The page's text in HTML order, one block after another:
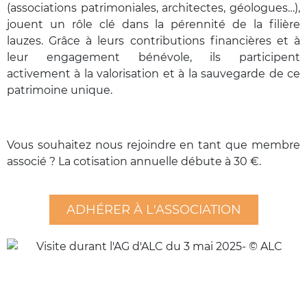
(associations patrimoniales, architectes, géologues…),
jouent un rôle clé dans la pérennité de la filière
lauzes. Grâce à leurs contributions financières et à
leur engagement bénévole, ils participent
activement à la valorisation et à la sauvegarde de ce
patrimoine unique.
Vous souhaitez nous rejoindre en tant que membre
associé ? La cotisation annuelle débute à 30 €.
ADHÉRER À L'ASSOCIATION